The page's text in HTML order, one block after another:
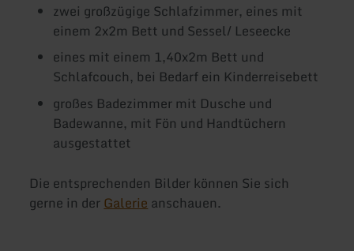
zwei großzügige Schlafzimmer, eines mit
einem 2x2m Bett und Sessel/ Leseecke
eines mit einem 1,40x2m Bett und
Schlafcouch, bei Bedarf ein Kinderreisebett
großes Badezimmer mit Dusche und
Badewanne, mit Fön und Handtüchern
ausgestattet
Die entsprechenden Bilder können Sie sich
gerne in derGalerie anschauen.